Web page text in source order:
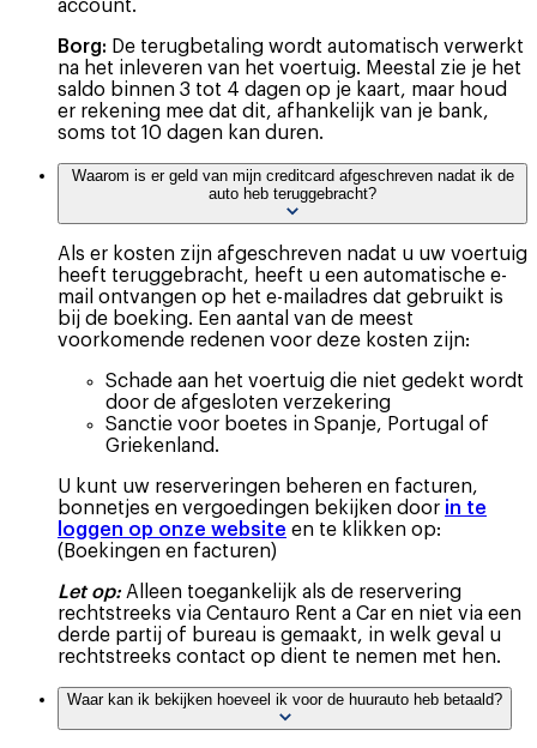
account.
Borg: De terugbetaling wordt automatisch verwerkt
na het inleveren van het voertuig. Meestal zie je het
saldo binnen 3 tot 4 dagen op je kaart, maar houd
er rekening mee dat dit, afhankelijk van je bank,
soms tot 10 dagen kan duren.
Waarom is er geld van mijn creditcard afgeschreven nadat ik de
auto heb teruggebracht?
Als er kosten zijn afgeschreven nadat u uw voertuig
heeft teruggebracht, heeft u een automatische e-
mail ontvangen op het e-mailadres dat gebruikt is
bij de boeking. Een aantal van de meest
voorkomende redenen voor deze kosten zijn:
Schade aan het voertuig die niet gedekt wordt
door de afgesloten verzekering
Sanctie voor boetes in Spanje, Portugal of
Griekenland.
U kunt uw reserveringen beheren en facturen,
bonnetjes en vergoedingen bekijken door in te
loggen op onze website en te klikken op:
(Boekingen en facturen)
Let op: Alleen toegankelijk als de reservering
rechtstreeks via Centauro Rent a Car en niet via een
derde partij of bureau is gemaakt, in welk geval u
rechtstreeks contact op dient te nemen met hen.
Waar kan ik bekijken hoeveel ik voor de huurauto heb betaald?